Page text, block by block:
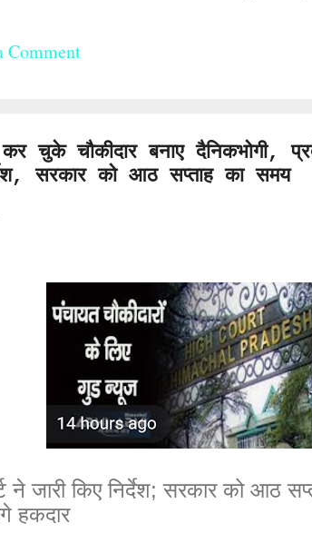
पवन शर्मा, इंद्र पाल गांव हार गुनेंन,
Comment
चुके चौकीदार बनाए दैनिकभोगी,
सरकार को आठ सप्ताह का समय
ने जारी किए निर्देश; सरकार को आठ
हकदार